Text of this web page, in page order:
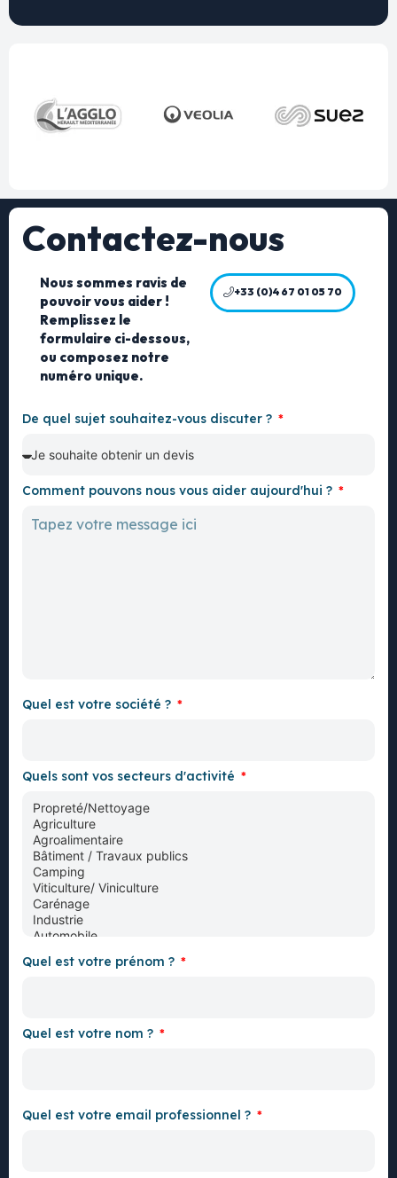
Contactez-nous
Nous sommes ravis de
pouvoir vous aider !
Remplissez le
formulaire ci-dessous,
ou composez notre
numéro unique.
+33 (0)4 67 01 05 70
De quel sujet souhaitez-vous discuter ?
Comment pouvons nous vous aider aujourd'hui ?
Quel est votre société ?
Quels sont vos secteurs d'activité
Quel est votre prénom ?
Quel est votre nom ?
Quel est votre email professionnel ?